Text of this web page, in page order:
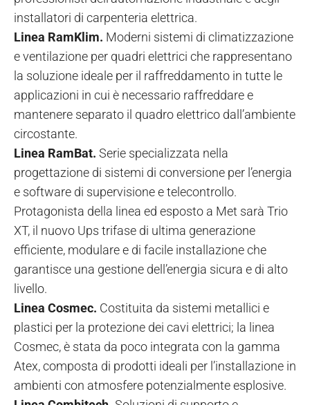
installatori di carpenteria elettrica.
Linea RamKlim. Moderni sistemi di climatizzazione
e ventilazione per quadri elettrici che rappresentano
la soluzione ideale per il raffreddamento in tutte le
applicazioni in cui è necessario raffreddare e
mantenere separato il quadro elettrico dall’ambiente
circostante.
Linea RamBat. Serie specializzata nella
progettazione di sistemi di conversione per l’energia
e software di supervisione e telecontrollo.
Protagonista della linea ed esposto a Met sarà Trio
XT, il nuovo Ups trifase di ultima generazione
efficiente, modulare e di facile installazione che
garantisce una gestione dell’energia sicura e di alto
livello.
Linea Cosmec. Costituita da sistemi metallici e
plastici per la protezione dei cavi elettrici; la linea
Cosmec, è stata da poco integrata con la gamma
Atex, composta di prodotti ideali per l’installazione in
ambienti con atmosfere potenzialmente esplosive.